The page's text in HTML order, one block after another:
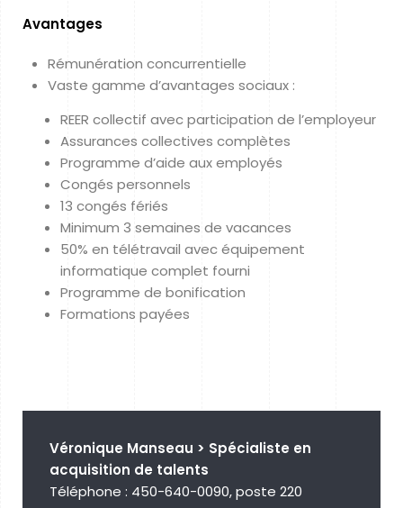
Avantages
Rémunération concurrentielle
Vaste gamme d’avantages sociaux :
REER collectif avec participation de l’employeur
Assurances collectives complètes
Programme d’aide aux employés
Congés personnels
13 congés fériés
Minimum 3 semaines de vacances
50% en télétravail avec équipement
informatique complet fourni
Programme de bonification
Formations payées
Véronique Manseau > Spécialiste en
acquisition de talents
Téléphone : 450-640-0090, poste 220